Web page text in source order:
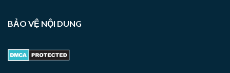
BẢO VỆ NỘI DUNG